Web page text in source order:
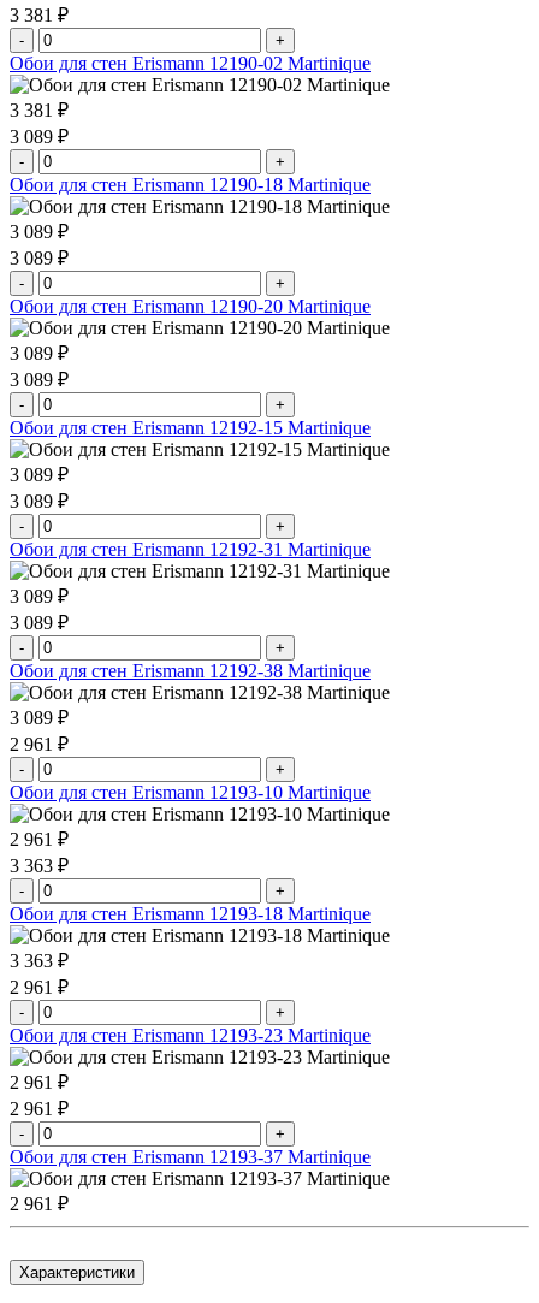
3 381 ₽
- +
Обои для стен Erismann 12190-02 Martinique
3 381 ₽
3 089 ₽
- +
Обои для стен Erismann 12190-18 Martinique
3 089 ₽
3 089 ₽
- +
Обои для стен Erismann 12190-20 Martinique
3 089 ₽
3 089 ₽
- +
Обои для стен Erismann 12192-15 Martinique
3 089 ₽
3 089 ₽
- +
Обои для стен Erismann 12192-31 Martinique
3 089 ₽
3 089 ₽
- +
Обои для стен Erismann 12192-38 Martinique
3 089 ₽
2 961 ₽
- +
Обои для стен Erismann 12193-10 Martinique
2 961 ₽
3 363 ₽
- +
Обои для стен Erismann 12193-18 Martinique
3 363 ₽
2 961 ₽
- +
Обои для стен Erismann 12193-23 Martinique
2 961 ₽
2 961 ₽
- +
Обои для стен Erismann 12193-37 Martinique
2 961 ₽
Характеристики